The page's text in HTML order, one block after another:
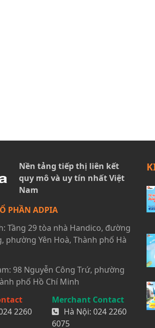
Nền tảng tiếp thị liên kết
quy mô và uy tín nhất Việt
Nam
PHẦN ADPIA
Tầng 29 tòa nhà Handico, đường
phường Yên Hoà, Thành phố Hà
98 Nguyễn Công Trứ, phường
phố Hồ Chí Minh
2260
Merchant Contact
Hà Nội: 024 2260
6075